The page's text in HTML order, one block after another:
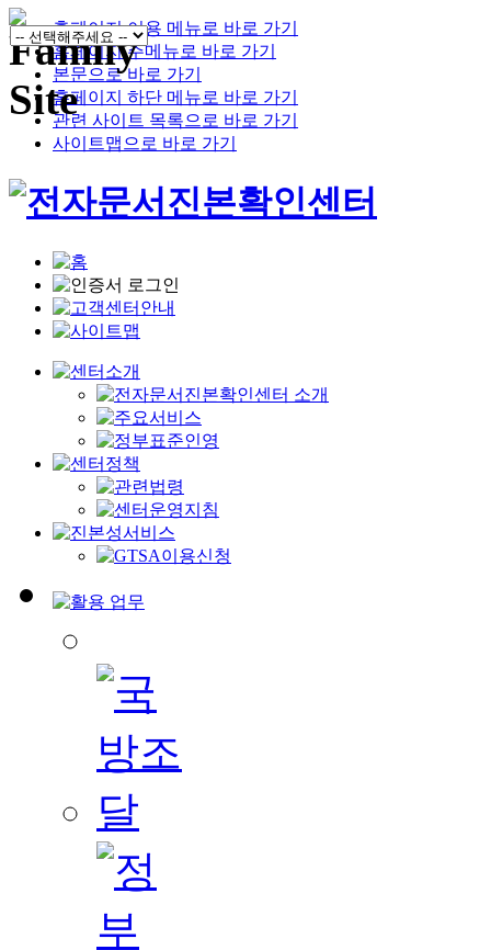
홈페이지 이용 메뉴로 바로 가기
홈페이지 주메뉴로 바로 가기
본문으로 바로 가기
홈페이지 하단 메뉴로 바로 가기
관련 사이트 목록으로 바로 가기
사이트맵으로 바로 가기